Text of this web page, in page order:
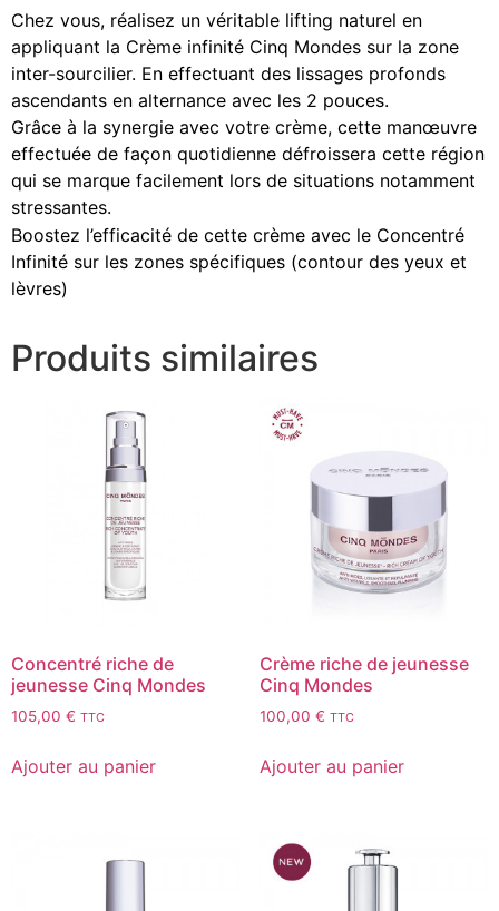
Chez vous, réalisez un véritable lifting naturel en
appliquant la Crème infinité Cinq Mondes sur la zone
inter-sourcilier. En effectuant des lissages profonds
ascendants en alternance avec les 2 pouces.
Grâce à la synergie avec votre crème, cette manœuvre
effectuée de façon quotidienne défroissera cette région
qui se marque facilement lors de situations notamment
stressantes.
Boostez l’efficacité de cette crème avec le Concentré
Infinité sur les zones spécifiques (contour des yeux et
lèvres)
Produits similaires
Concentré riche de
jeunesse Cinq Mondes
105,00 € TTC
Ajouter au panier
Crème riche de jeunesse
Cinq Mondes
100,00 € TTC
Ajouter au panier